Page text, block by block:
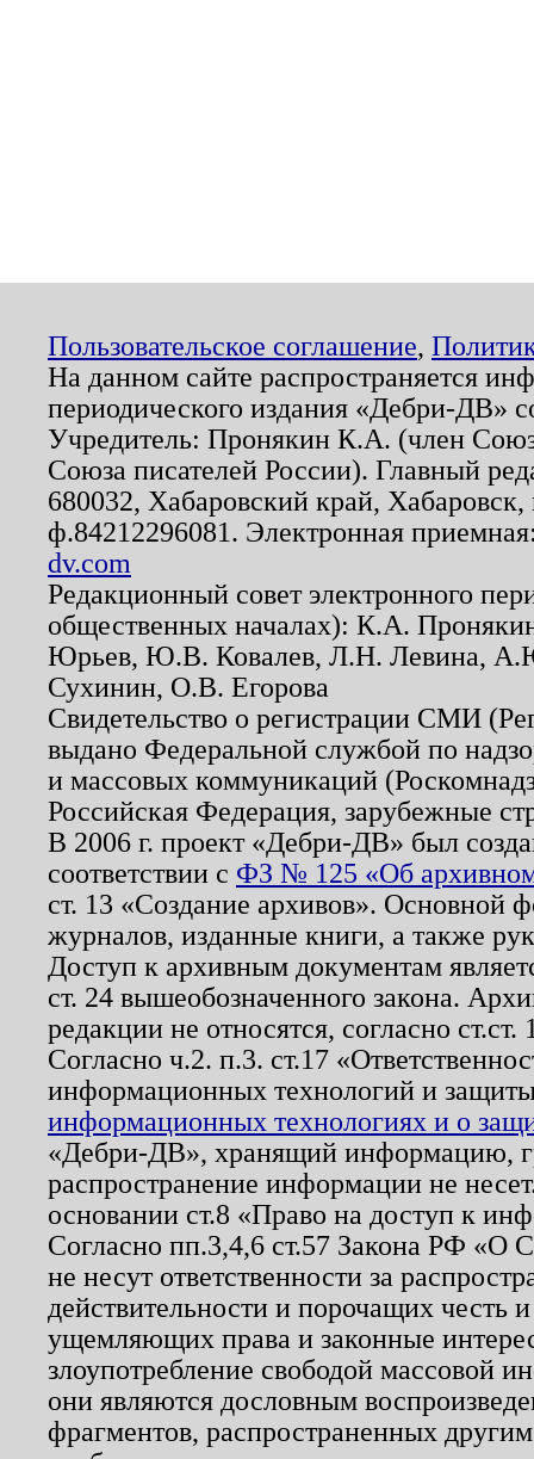
Пользовательское соглашение,
На данном сайте распространяется
периодического издания «Дебри-ДВ»
Учредитель: Пронякин К.А. (член
Союза писателей России). Главный
680032, Хабаровский край,
ф.84212296081. Электронная
dv.com
Редакционный совет электронного
общественных началах): К.А.
Юрьев, Ю.В. Ковалев, Л.Н. Левина,
Сухинин, О.В. Егорова
Свидетельство о регистрации СМИ
выдано Федеральной службой по
и массовых коммуникаций
Российская Федерация, зарубежные
В 2006 г. проект «Дебри-ДВ» был
соответствии с ФЗ № 125 «Об
ст. 13 «Создание архивов». Основной
журналов, изданные книги, а также
Доступ к архивным документам
ст. 24 вышеобозначенного закона.
редакции не относятся, согласно
Согласно ч.2. п.3. ст.17
информационных технологий и
информационных технологиях и о
«Дебри-ДВ», хранящий информацию,
распространение информации не
основании ст.8 «Право на доступ к
Согласно пп.3,4,6 ст.57 Закона РФ «О
не несут ответственности за
действительности и порочащих честь
ущемляющих права и законные
злоупотребление свободой массовой
они являются дословным
фрагментов, распространенных